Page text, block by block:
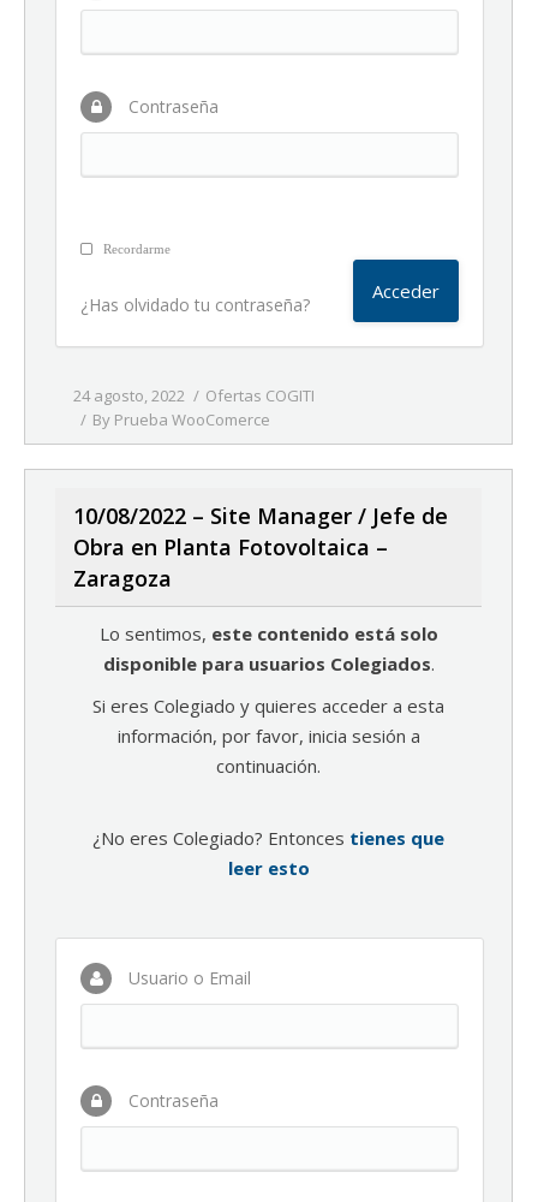
Contraseña
Recordarme
¿Has olvidado tu contraseña?
24 agosto, 2022
Ofertas COGITI
By Prueba WooComerce
10/08/2022 – Site Manager / Jefe de
Obra en Planta Fotovoltaica –
Zaragoza
Lo sentimos, este contenido está solo
disponible para usuarios Colegiados.
Si eres Colegiado y quieres acceder a esta
información, por favor, inicia sesión a
continuación.
¿No eres Colegiado? Entonces tienes que
leer esto
Usuario o Email
Contraseña